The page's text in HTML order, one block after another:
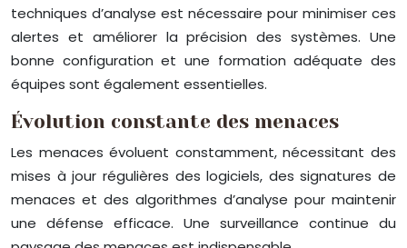
techniques d’analyse est nécessaire pour minimiser ces
alertes et améliorer la précision des systèmes. Une
bonne configuration et une formation adéquate des
équipes sont également essentielles.
Évolution constante des menaces
Les menaces évoluent constamment, nécessitant des
mises à jour régulières des logiciels, des signatures de
menaces et des algorithmes d’analyse pour maintenir
une défense efficace. Une surveillance continue du